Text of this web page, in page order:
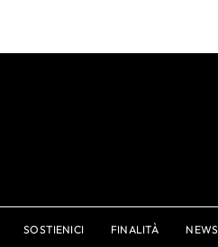
SOSTIENICI FINALITÀ NEWS